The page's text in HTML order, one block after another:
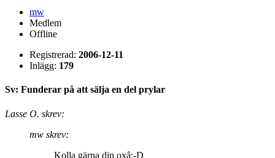
mw
Medlem
Offline
Registrerad: 2006-12-11
Inlägg: 179
Sv: Funderar på att sälja en del prylar
Lasse O. skrev:
mw skrev:
Kolla gärna din oxå:-D